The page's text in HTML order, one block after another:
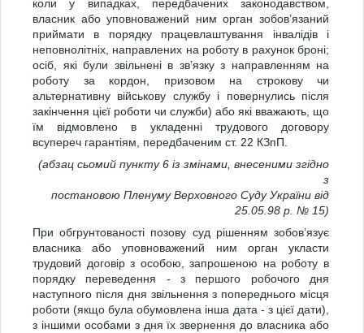
коли у випадках, передбачених законодавством,
власник або уповноважений ним орган зобов’язаний
приймати в порядку працевлаштування інвалідів і
неповнолітніх, направлених на роботу в рахунок броні;
осіб, які були звільнені в зв’язку з направленням на
роботу за кордон, призовом на строкову чи
альтернативну військову службу і повернулись після
закінчення цієї роботи чи служби) або які вважають, що
їм відмовлено в укладенні трудового договору
всупереч гарантіям, передбаченим ст. 22 КЗпП.
(абзац сьомий пункту 6 із змінами, внесеними згідно
з
постановою Пленуму Верховного Суду України від
25.05.98 р. № 15)
При обгрунтованості позову суд рішенням зобов’язує
власника або уповноважений ним орган укласти
трудовий договір з особою, запрошеною на роботу в
порядку переведення - з першого робочого дня
наступного після дня звільнення з попереднього місця
роботи (якщо була обумовлена інша дата - з цієї дати),
з іншими особами з дня їх звернення до власника або